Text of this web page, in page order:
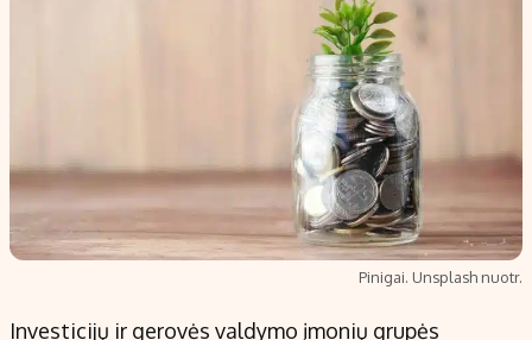
Indėlių skaičiuoklė
Būsto finansai
Įdomios naujienos
Redakcija
Apie mus
Privatumo politika
Pinigai. Unsplash nuotr.
Investicijų ir gerovės valdymo įmonių grupės